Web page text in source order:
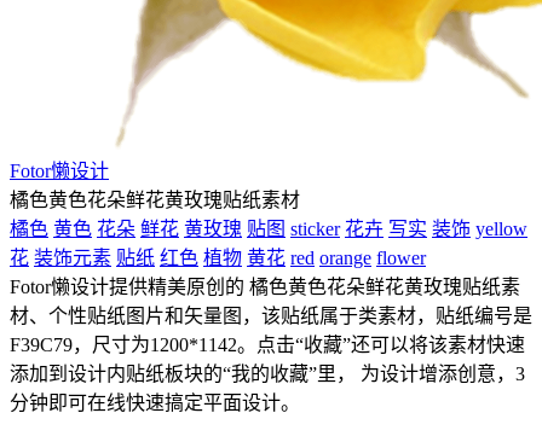
Fotor懒设计
橘色黄色花朵鲜花黄玫瑰贴纸素材
橘色 黄色 花朵 鲜花 黄玫瑰 贴图 sticker 花卉 写实 装饰 yellow
花 装饰元素 贴纸 红色 植物 黄花 red orange flower
Fotor懒设计提供精美原创的 橘色黄色花朵鲜花黄玫瑰贴纸素
材、个性贴纸图片和矢量图，该贴纸属于类素材，贴纸编号是
F39C79，尺寸为1200*1142。点击“收藏”还可以将该素材快速
添加到设计内贴纸板块的“我的收藏”里， 为设计增添创意，3
分钟即可在线快速搞定平面设计。